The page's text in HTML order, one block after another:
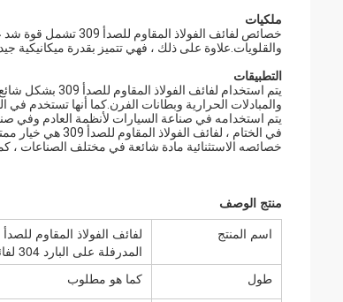
ملكيات
خصائص لفائف
والقلويات.علاوة على ذلك ، فهي تتميز بقدرة ميكانيكية
التطبيقات
يتم استخدام
والمبادلات الحرارية وبطانات الفرن.كما أنها تستخدم في
يتم استخدامه في صناعة السيارات لأنظمة العادم وفي
في الختام ،
خصائصه الاستثنائية مادة شائعة في مختلف الصناعات ،
منتج الوصف
اسم المنتج
المدرفلة على البارد 304 لفائف الفولاذ المقاوم للصدأ
طول
كما هو مطلوب